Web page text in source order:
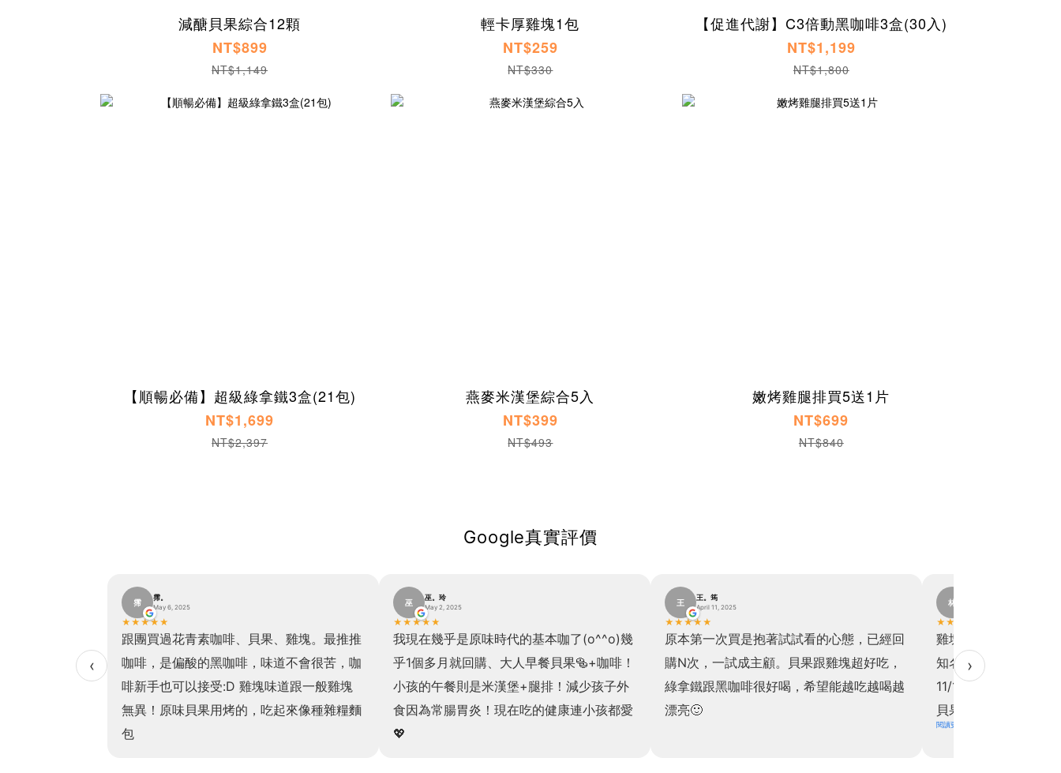
減醣貝果綜合12顆
NT$899
NT$1,149
輕卡厚雞塊1包
NT$259
NT$330
【促進代謝】C3倍動黑咖啡3盒(30入)
NT$1,199
NT$1,800
【順暢必備】超級綠拿鐵3盒(21包)
NT$1,699
NT$2,397
燕麥米漢堡綜合5入
NT$399
NT$493
嫩烤雞腿排買5送1片
NT$699
NT$840
Google真實評價
‹
不會很苦，咖
巫 巫。玲
May 2, 2025
★ ★ ★★ ★
我現在幾乎是原味時代的基本咖了(o^^o)幾
乎1個多月就回購、大人早餐貝果🥯+咖啡！
小孩的午餐則是米漢堡+腿排！減少孩子外
食因為常腸胃炎！現在吃的健康連小孩都愛
💖
王 王。筠
April 11, 2025
★ ★ ★★ ★
原本第一次買是抱著試試看的心態，已經回
購N次，一試成主顧。貝果跟雞塊超好吃，
綠拿鐵跟黑咖啡很好喝，希望能越吃越喝越
漂亮🙂
林 林。
November 19, 2024
★ ★ ★★ ★
雞塊真的超級超級超級好吃，小孩們覺得比
知名速食好吃！！於是乎，11/1下單二，
11/11直接下單買六送二！！！一次滿足！！
貝果也是，關於飲食控制的我，這個🥯根本
頌
★ ★
第二次回購👍貝果吃
負擔也沒有
›